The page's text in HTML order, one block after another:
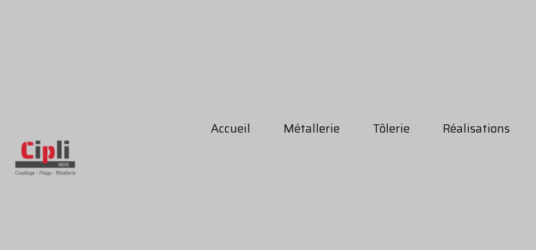
Accueil Métallerie Tôlerie Réalisations